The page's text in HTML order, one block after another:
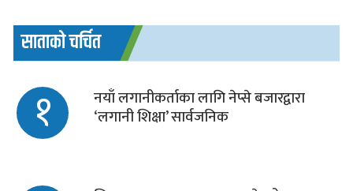
साताको चर्चित
१ नयाँ लगानीकर्ताका लागि नेप्से बजारद्वारा
‘लगानी शिक्षा’ सार्वजनिक